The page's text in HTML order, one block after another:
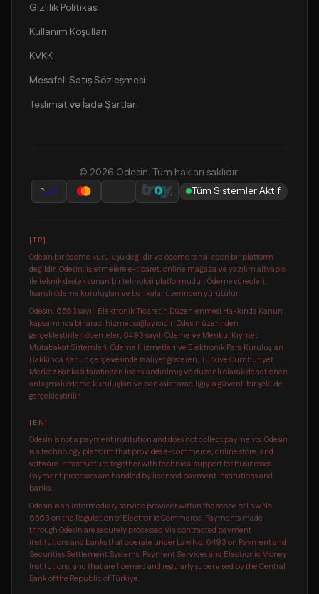
Gizlilik Politikası
Kullanım Koşulları
KVKK
Mesafeli Satış Sözleşmesi
Teslimat ve İade Şartları
© 2026 Odesin. Tüm hakları saklıdır.
Tüm Sistemler Aktif
[TR]
Odesin bir ödeme kuruluşu değildir ve ödeme tahsil eden bir platform
değildir. Odesin; işletmelere e-ticaret, online mağaza ve yazılım altyapısı
ile teknik destek sunan bir teknoloji platformudur. Ödeme süreçleri,
lisanslı ödeme kuruluşları ve bankalar üzerinden yürütülür.
Odesin, 6563 sayılı Elektronik Ticaretin Düzenlenmesi Hakkında Kanun
kapsamında bir aracı hizmet sağlayıcıdır. Odesin üzerinden
gerçekleştirilen ödemeler, 6493 sayılı Ödeme ve Menkul Kıymet
Mutabakat Sistemleri, Ödeme Hizmetleri ve Elektronik Para Kuruluşları
Hakkında Kanun çerçevesinde faaliyet gösteren, Türkiye Cumhuriyet
Merkez Bankası tarafından lisanslandırılmış ve düzenli olarak denetlenen
anlaşmalı ödeme kuruluşları ve bankalar aracılığıyla güvenli bir şekilde
gerçekleştirilir.
[ EN]
Odesin is not a payment institution and does not collect payments. Odesin
is a technology platform that provides e-commerce, online store, and
software infrastructure together with technical support for businesses.
Payment processes are handled by licensed payment institutions and
banks.
Odesin is an intermediary service provider within the scope of Law No.
6563 on the Regulation of Electronic Commerce. Payments made
through Odesin are securely processed via contracted payment
institutions and banks that operate under Law No. 6493 on Payment and
Securities Settlement Systems, Payment Services and Electronic Money
Institutions, and that are licensed and regularly supervised by the Central
Bank of the Republic of Türkiye.